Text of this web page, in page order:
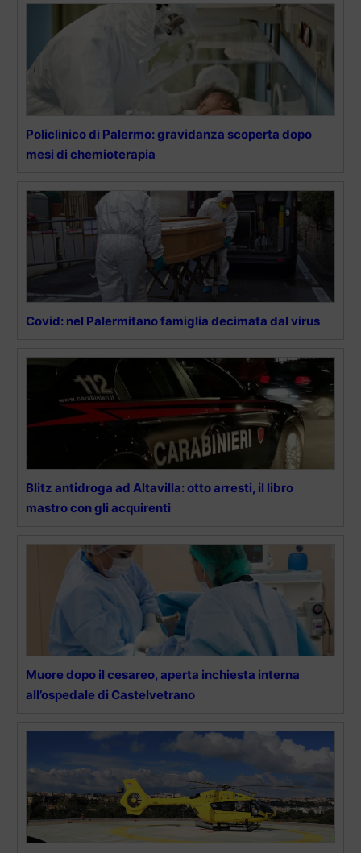
Policlinico di Palermo: gravidanza scoperta dopo
mesi di chemioterapia
Covid: nel Palermitano famiglia decimata dal virus
Blitz antidroga ad Altavilla: otto arresti, il libro
mastro con gli acquirenti
Muore dopo il cesareo, aperta inchiesta interna
all’ospedale di Castelvetrano